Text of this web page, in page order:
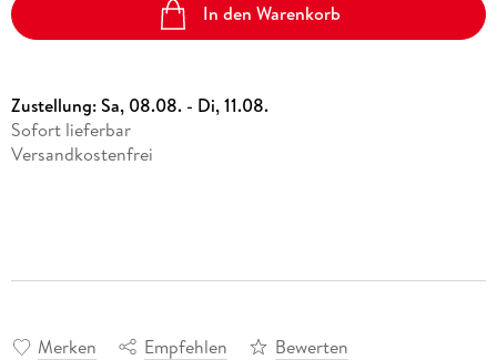
In den Warenkorb
Zustellung:Sa, 08.08. - Di, 11.08.
Sofort lieferbar
Versandkostenfrei
Merken Empfehlen Bewerten